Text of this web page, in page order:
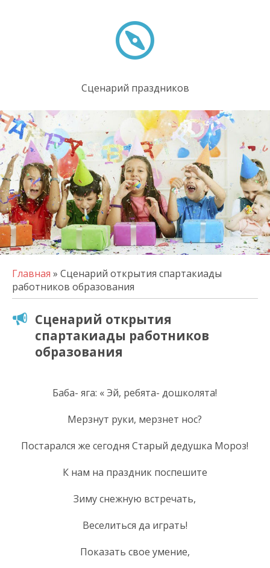
Сценарий праздников
Главная » Сценарий открытия спартакиады
работников образования
Сценарий открытия
спартакиады работников
образования
Баба- яга: « Эй, ребята- дошколята!
Мерзнут руки, мерзнет нос?
Постарался же сегодня Старый дедушка Мороз!
К нам на праздник поспешите
Зиму снежную встречать,
Веселиться да играть!
Показать свое умение,